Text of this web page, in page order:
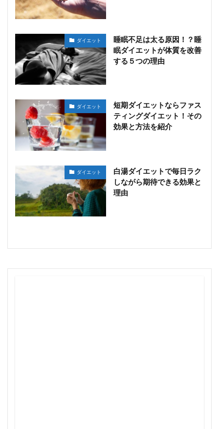
ダイエット
睡眠不足は太る原因！？睡
眠ダイエットが体質を改善
する５つの理由
ダイエット
短期ダイエットならファス
ティングダイエット！その
効果と方法を紹介
ダイエット
白湯ダイエットで毎日ラク
しながら期待できる効果と
理由